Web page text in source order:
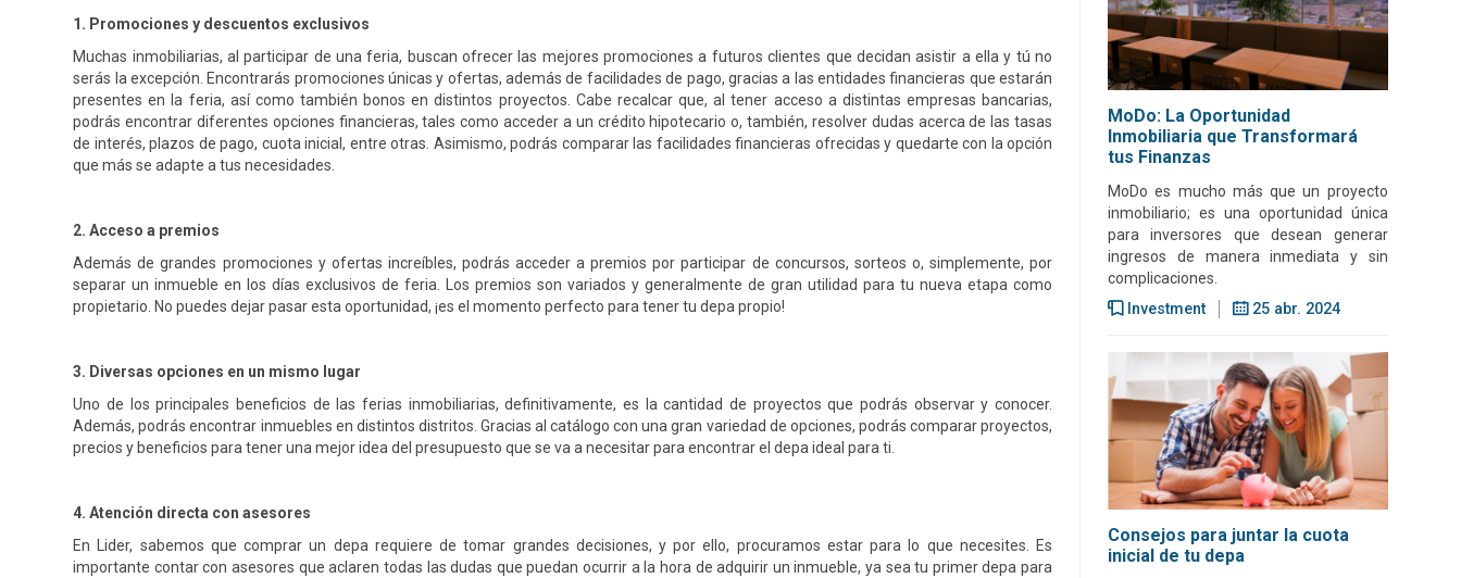
1. Promociones y descuentos exclusivos
Muchas inmobiliarias, al participar de una feria, buscan ofrecer las mejores promociones a futuros clientes que decidan asistir a ella y tú no
serás la excepción. Encontrarás promociones únicas y ofertas, además de facilidades de pago, gracias a las entidades financieras que estarán
presentes en la feria, así como también bonos en distintos proyectos. Cabe recalcar que, al tener acceso a distintas empresas bancarias,
podrás encontrar diferentes opciones financieras, tales como acceder a un crédito hipotecario o, también, resolver dudas acerca de las tasas
de interés, plazos de pago, cuota inicial, entre otras. Asimismo, podrás comparar las facilidades financieras ofrecidas y quedarte con la opción
que más se adapte a tus necesidades.
2. Acceso a premios
Además de grandes promociones y ofertas increíbles, podrás acceder a premios por participar de concursos, sorteos o, simplemente, por
separar un inmueble en los días exclusivos de feria. Los premios son variados y generalmente de gran utilidad para tu nueva etapa como
propietario. No puedes dejar pasar esta oportunidad, ¡es el momento perfecto para tener tu depa propio!
3. Diversas opciones en un mismo lugar
Uno de los principales beneficios de las ferias inmobiliarias, definitivamente, es la cantidad de proyectos que podrás observar y conocer.
Además, podrás encontrar inmuebles en distintos distritos. Gracias al catálogo con una gran variedad de opciones, podrás comparar proyectos,
precios y beneficios para tener una mejor idea del presupuesto que se va a necesitar para encontrar el depa ideal para ti.
4. Atención directa con asesores
En Lider, sabemos que comprar un depa requiere de tomar grandes decisiones, y por ello, procuramos estar para lo que necesites. Es
importante contar con asesores que aclaren todas las dudas que puedan ocurrir a la hora de adquirir un inmueble, ya sea tu primer depa para
MoDo: La Oportunidad
Inmobiliaria que Transformará
tus Finanzas
MoDo es mucho más que un proyecto
inmobiliario; es una oportunidad única
para inversores que desean generar
ingresos de manera inmediata y sin
complicaciones.
Investment 25 abr. 2024
Consejos para juntar la cuota
inicial de tu depa